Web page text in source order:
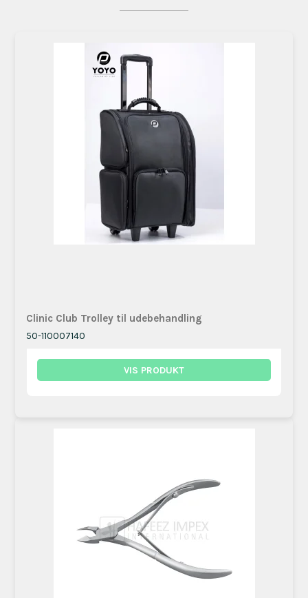
Clinic Club Trolley til udebehandling
50-110007140
VIS PRODUKT